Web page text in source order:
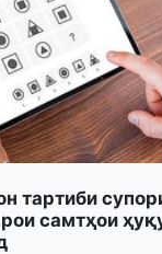
тартиби
самтҳои